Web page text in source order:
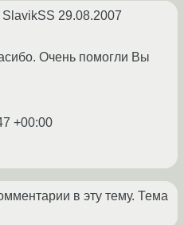
SlavikSS 29.08.2007
Очень помогли Вы
+00:00
в эту тему. Тема